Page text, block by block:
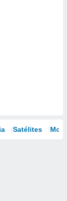
Satélites